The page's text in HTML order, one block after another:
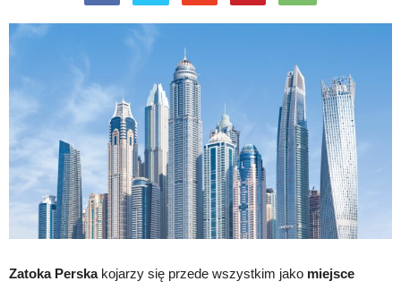
Zatoka Perskakojarzy się przede wszystkim jako miejsce